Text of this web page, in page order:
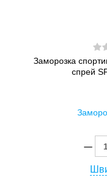
Заморозка
спрей